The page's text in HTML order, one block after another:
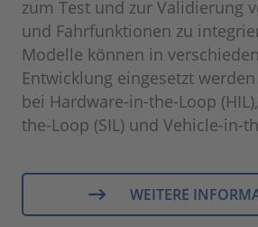
zum Test und zur Validierung
und Fahrfunktionen zu
Modelle können in
Entwicklung eingesetzt
bei Hardware-in-the-Loop
the-Loop (SIL) und Vehicle-in-
WEITERE